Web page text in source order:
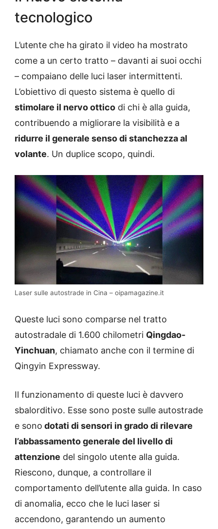
tecnologico
L’utente che ha girato il video ha mostrato
come a un certo tratto – davanti ai suoi occhi
– compaiano delle luci laser intermittenti.
L’obiettivo di questo sistema è quello di
stimolare il nervo ottico di chi è alla guida,
contribuendo a migliorare la visibilità e a
ridurre il generale senso di stanchezza al
volante. Un duplice scopo, quindi.
Laser sulle autostrade in Cina – oipamagazine.it
Queste luci sono comparse nel tratto
autostradale di 1.600 chilometri Qingdao-
Yinchuan, chiamato anche con il termine di
Qingyin Expressway.
Il funzionamento di queste luci è davvero
sbalorditivo. Esse sono poste sulle autostrade
e sono dotati di sensori in grado di rilevare
l’abbassamento generale del livello di
attenzione del singolo utente alla guida.
Riescono, dunque, a controllare il
comportamento dell’utente alla guida. In caso
di anomalia, ecco che le luci laser si
accendono, garantendo un aumento